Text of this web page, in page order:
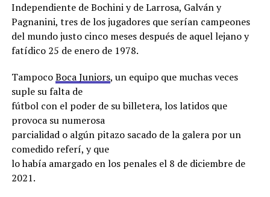
Independiente de Bochini y de Larrosa, Galván y
Pagnanini, tres de los jugadores que serían campeones
del mundo justo cinco meses después de aquel lejano y
fatídico 25 de enero de 1978.
TampocoBoca Juniors, un equipo que muchas veces
suple su falta de
fútbol con el poder de su billetera, los latidos que
provoca su numerosa
parcialidad o algún pitazo sacado de la galera por un
comedido referí, y que
lo había amargado en los penales el 8 de diciembre de
2021.